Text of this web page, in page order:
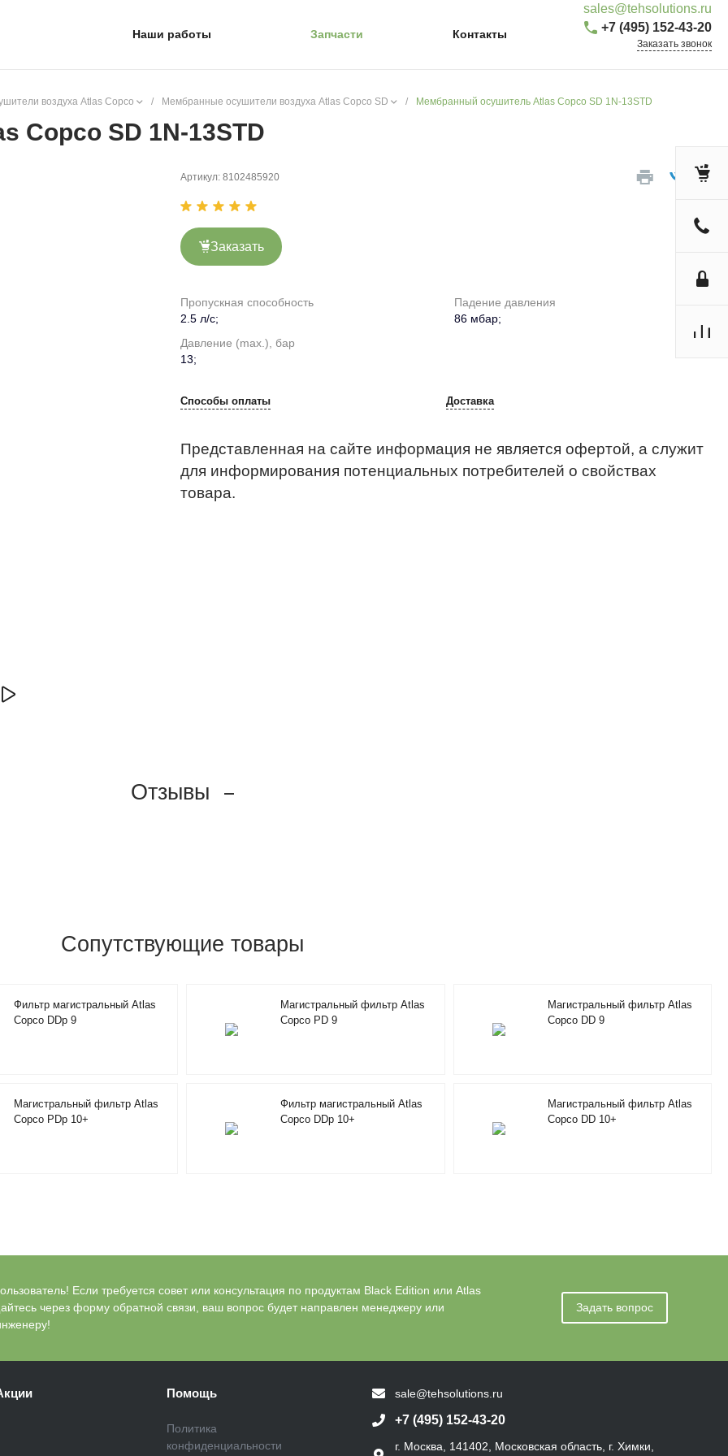
Наши работы Запчасти Контакты
sales@tehsolutions.ru
+7 (495) 152-43-20
Заказать звонок
воздуха Atlas Copco / Мембранные осушители воздуха Atlas Copco SD / Мембранный осушитель Atlas Copco SD 1N-13STD
Copco SD 1N-13STD
Артикул: 8102485920
Заказать
Пропускная способность
2.5 л/с;
Падение давления
86 мбар;
Давление (max.), бар
13;
Способы оплаты Доставка
Представленная на сайте информация не является офертой, а служит
для информирования потенциальных потребителей о свойствах
товара.
Отзывы
Сопутствующие товары
Фильтр магистральный Atlas
Copco DDp 9
Магистральный фильтр Atlas
Copco PD 9
Магистральный фильтр Atlas
Copco DD 9
Магистральный фильтр Atlas
Copco PDp 10+
Фильтр магистральный Atlas
Copco DDp 10+
Магистральный фильтр Atlas
Copco DD 10+
Если требуется совет или консультация по продуктам Black Edition или Atlas
через форму обратной связи, ваш вопрос будет направлен менеджеру или
Задать вопрос
Помощь
Политика
конфиденциальности
sale@tehsolutions.ru
+7 (495) 152-43-20
г. Москва, 141402, Московская область, г. Химки,